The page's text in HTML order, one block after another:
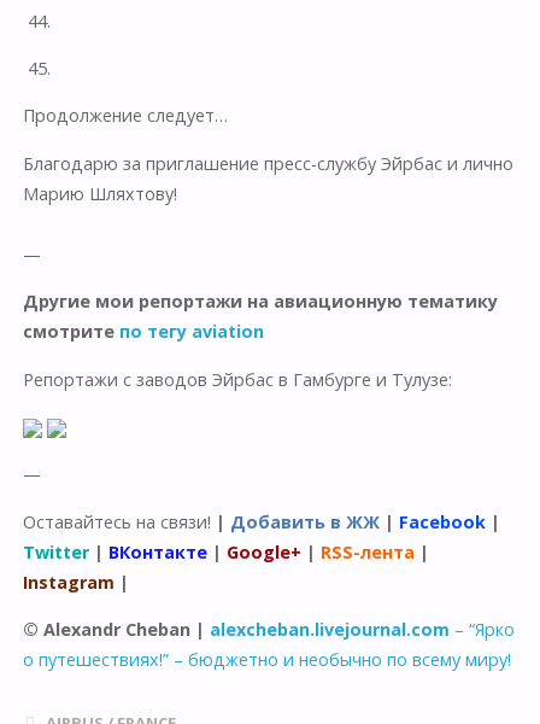
44.
45.
Продолжение следует…
Благодарю за приглашение пресс-службу Эйрбас и лично
Марию Шляхтову!
—
Другие мои репортажи на авиационную тематику
смотрите по тегу aviation
Репортажи с заводов Эйрбас в Гамбурге и Тулузе:
—
Оставайтесь на связи! | Добавить в ЖЖ| Facebook|
Twitter| ВКонтакте| Google+ | RSS-лента |
Instagram |
© Alexandr Cheban | alexcheban.livejournal.com – “Ярко
о путешествиях!” – бюджетно и необычно по всему миру!